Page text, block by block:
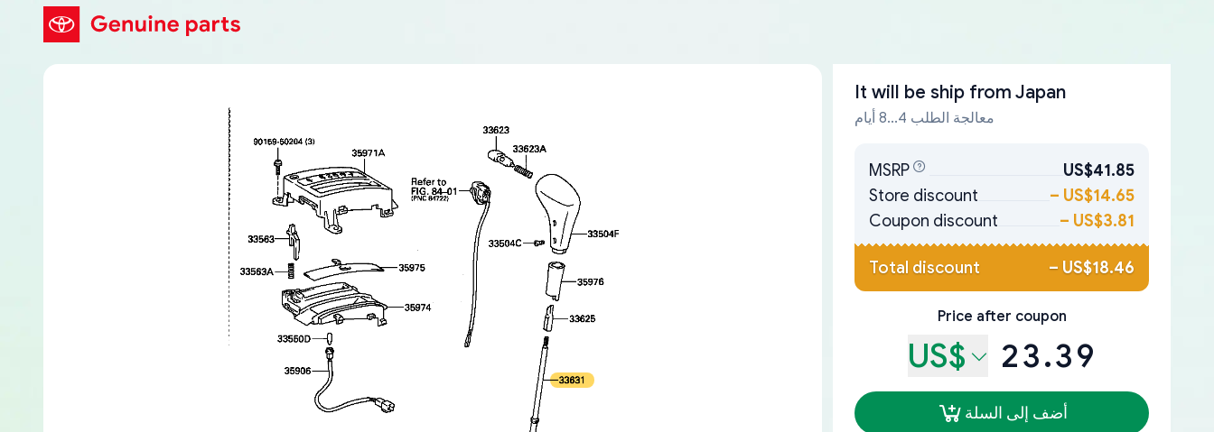
It will be ship from Japan
معالجة الطلب 4...8 أيام
MSRP
US$41.85
Store discount
– US$14.65
Coupon discount
– US$3.81
Total discount – US$18.46
Price after coupon
US$ 23.39
أضف إلى السلة